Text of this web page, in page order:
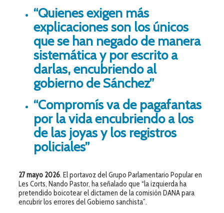
“Quienes exigen más
explicaciones son los únicos
que se han negado de manera
sistemática y por escrito a
darlas, encubriendo al
gobierno de Sánchez”
“Compromís va de pagafantas
por la vida encubriendo a los
de las joyas y los registros
policiales”
27 mayo 2026. El portavoz del Grupo Parlamentario Popular en
Les Corts, Nando Pastor, ha señalado que “la izquierda ha
pretendido boicotear el dictamen de la comisión DANA para
encubrir los errores del Gobierno sanchista”.